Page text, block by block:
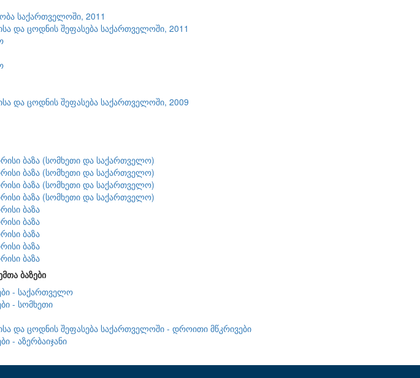
საქართველოში, 2011
და ცოდნის შეფასება საქართველოში, 2011
და ცოდნის შეფასება საქართველოში, 2009
ბაზა (სომხეთი და საქართველო)
ბაზა (სომხეთი და საქართველო)
ბაზა (სომხეთი და საქართველო)
ბაზა (სომხეთი და საქართველო)
ბაზა
ბაზა
ბაზა
ბაზა
ბაზა
ბაზები
- საქართველო
- სომხეთი
და ცოდნის შეფასება საქართველოში - დროითი მწკრივები
- აზერბაიჯანი